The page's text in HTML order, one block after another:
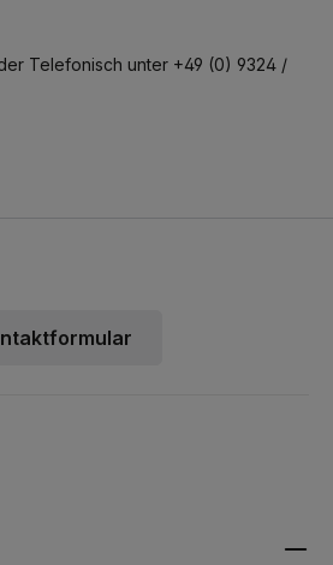
Telefonisch unter +49 (0) 9324 /